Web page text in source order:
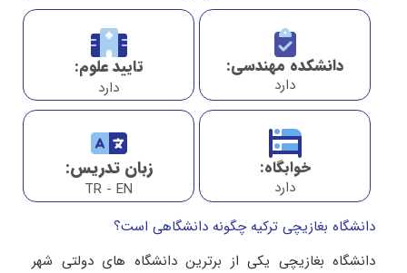
دانشکده مهندسی:
دارد
تایید علوم:
دارد
خوابگاه:
دارد
زبان تدریس:
TR - EN
دانشگاه بغازیچی ترکیه چگونه دانشگاهی است؟
دانشگاه بغازیچی یکی از برترین دانشگاه های دولتی شهر